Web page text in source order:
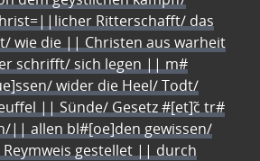
Ritterschafft/ das
wie die || Christen aus warheit
schrifft/ sich legen || m#
wider die Heel/ Todt/
|| Sünde/ Gesetz #[et]c̃ tr#
|| allen bl#[oe]den gewissen/
gestellet || durch